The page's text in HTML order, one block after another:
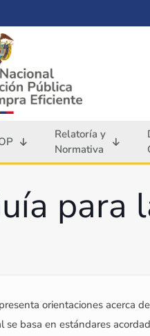
Relatoría y
Normativa
para
orientaciones acerca
se basa en estándares